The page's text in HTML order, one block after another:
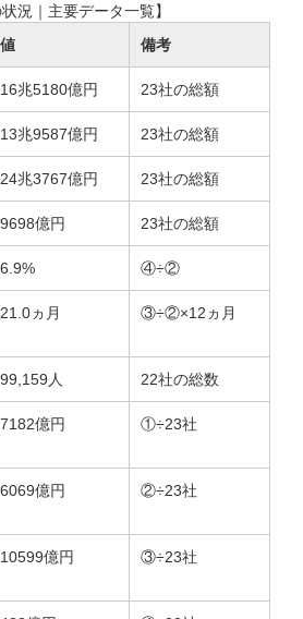
況｜主要データ一覧】
値 備考
16兆5180億円 23社の総額
13兆9587億円 23社の総額
24兆3767億円 23社の総額
9698億円 23社の総額
6.9% ④÷②
21.0ヵ月 ③÷②×12ヵ月
99,159人 22社の総数
7182億円 ①÷23社
6069億円 ②÷23社
10599億円 ③÷23社